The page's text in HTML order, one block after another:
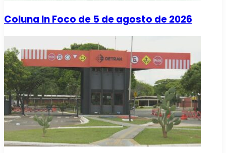
Coluna In Foco de 5 de agosto de 2026